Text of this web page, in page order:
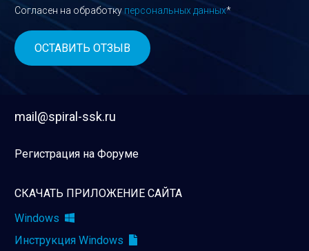
Согласен на обработку персональных данных*
mail@spiral-ssk.ru
Регистрация на Форуме
СКАЧАТЬ ПРИЛОЖЕНИЕ САЙТА
Windows
Инструкция Windows